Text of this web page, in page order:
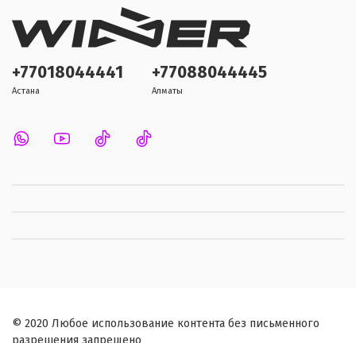
+77018044441
Астана
+77088044445
Алматы
© 2020 Любое использование контента без письменного